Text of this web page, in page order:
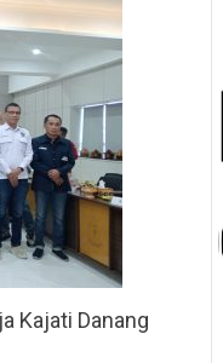
Kajati Danang